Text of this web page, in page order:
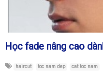
Học fade nâng cao
haircut toc nam dep cat toc nam